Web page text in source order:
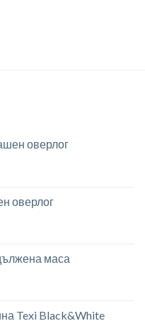
оверлог
оверлог
маса
Texi Black&White